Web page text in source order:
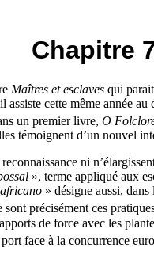
Chapitre
Maîtres et esclaves qui
cette même année
un premier livre, O
témoignent d’un nouvel
ni
», terme appliqué aux
africano » désigne aussi,
sont précisément ces
de force avec les
face à la concurrence